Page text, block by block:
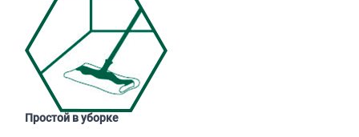
Простой в уборке